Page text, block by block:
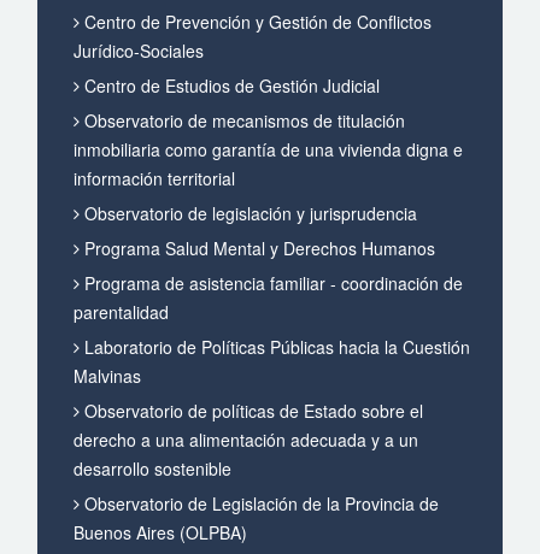
Centro de Prevención y Gestión de Conflictos
Jurídico-Sociales
Centro de Estudios de Gestión Judicial
Observatorio de mecanismos de titulación
inmobiliaria como garantía de una vivienda digna e
información territorial
Observatorio de legislación y jurisprudencia
Programa Salud Mental y Derechos Humanos
Programa de asistencia familiar - coordinación de
parentalidad
Laboratorio de Políticas Públicas hacia la Cuestión
Malvinas
Observatorio de políticas de Estado sobre el
derecho a una alimentación adecuada y a un
desarrollo sostenible
Observatorio de Legislación de la Provincia de
Buenos Aires (OLPBA)